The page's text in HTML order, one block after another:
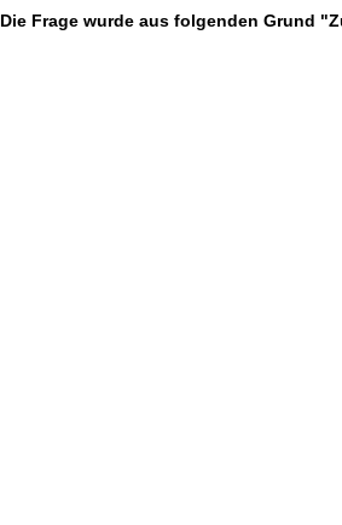
Die Frage wurde aus folgenden Grund